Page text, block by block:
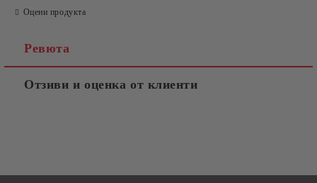
Оцени продукта
Ревюта
Отзиви и оценка от клиенти